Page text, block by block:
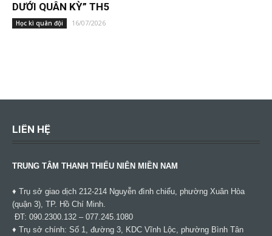
DƯỚI QUÂN KỲ” TH5
Học kì quân đội 16/07/2026
LIÊN HỆ
TRUNG TÂM THANH THIẾU NIÊN MIỀN NAM
♦ Trụ sở giao dịch 212-214 Nguyễn đình chiểu, phường Xuân Hòa
(quận 3), TP. Hồ Chí Minh.
ĐT: 090.2300.132 – 077.245.1080
♦ Trụ sở chính: Số 1, đường 3, KDC Vĩnh Lộc, phường Bình Tân